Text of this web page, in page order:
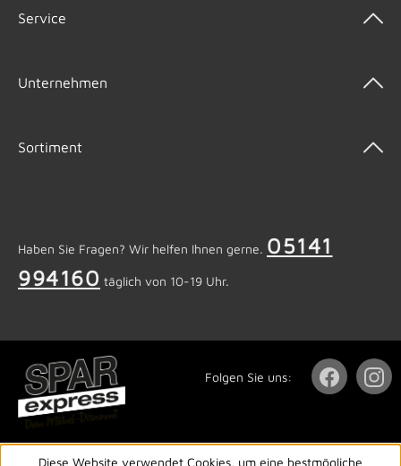
Service
Unternehmen
Sortiment
Haben Sie Fragen? Wir helfen Ihnen gerne. 05141
994160 täglich von 10-19 Uhr.
Folgen Sie uns:
Diese Website verwendet Cookies, um eine bestmögliche